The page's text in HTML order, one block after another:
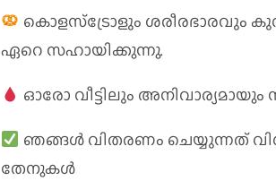
കൊളസ്ട്രോളും ശരീരഭാരവും
ഏറെ സഹായിക്കുന്നു.
ഓരോ വീട്ടിലും അനിവാര്യമായും
ഞങ്ങൾ വിതരണം ചെയ്യുന്നത്
തേനുകൾ